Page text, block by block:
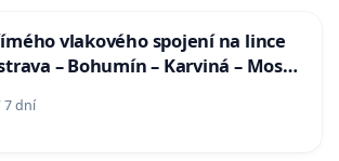
vlakového spojení na lince
– Bohumín – Karviná – Mosty
7 dní